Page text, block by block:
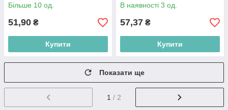
Більше 10 од.
51,90 ₴
Купити
В наявності 3 од.
57,37 ₴
Купити
Показати ще
1 / 2